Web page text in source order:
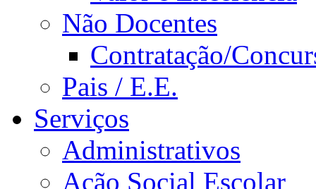
Não Docentes
Contratação/
Pais / E.E.
Serviços
Administrativos
Ação Social Escolar